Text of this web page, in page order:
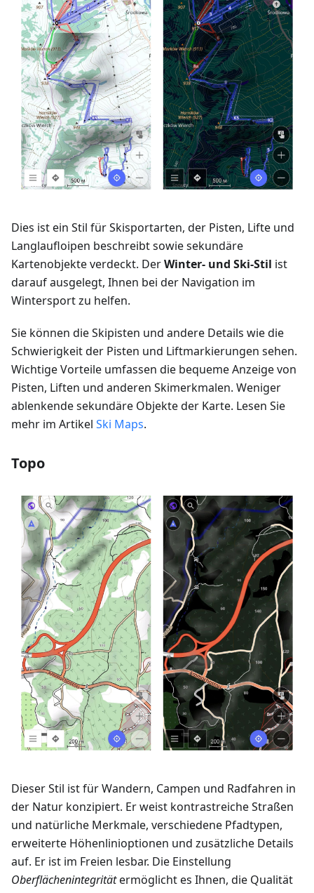
Dies ist ein Stil für Skisportarten, der Pisten, Lifte und
Langlaufloipen beschreibt sowie sekundäre
Kartenobjekte verdeckt. DerWinter- und Ski-Stil ist
darauf ausgelegt, Ihnen bei der Navigation im
Wintersport zu helfen.
Sie können die Skipisten und andere Details wie die
Schwierigkeit der Pisten und Liftmarkierungen sehen.
Wichtige Vorteile umfassen die bequeme Anzeige von
Pisten, Liften und anderen Skimerkmalen. Weniger
ablenkende sekundäre Objekte der Karte. Lesen Sie
mehr im Artikel Ski Maps.
Topo
Dieser Stil ist für Wandern, Campen und Radfahren in
der Natur konzipiert. Er weist kontrastreiche Straßen
und natürliche Merkmale, verschiedene Pfadtypen,
erweiterte Höhenlinioptionen und zusätzliche Details
auf. Er ist im Freien lesbar. Die Einstellung
Oberflächenintegritätermöglicht es Ihnen, die Qualität